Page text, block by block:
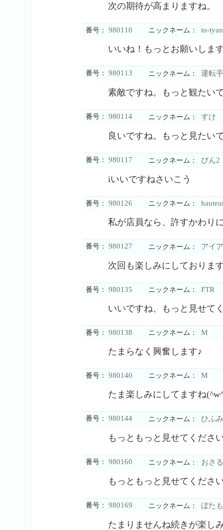
次の期待が高まりますね。
番号： 980110 ニックネーム： to-
いいね！もっとお願いしま
番号： 980113 ニックネーム： 運転手
素敵ですね。もっと観たい
番号： 980114 ニックネーム： すけ
良いですね。もっと見たい
番号： 980117 ニックネーム： びん2
iいいですねさいこう
番号： 980126 ニックネーム：
私が店員なら、許すかわり
番号： 980127 ニックネーム： アイ
次回も楽しみにしておりま
番号： 980135 ニックネーム： FTR
いいですね、もっと見せて
番号： 980138 ニックネーム： M
たまらなく興奮します♪
番号： 980140 ニックネーム： M
たま楽しみにしてますね
番号： 980144 ニックネーム： ひふみ
もっともっと見せてくださ
番号： 980160 ニックネーム： おさる
もっともっと見せてくださ
番号： 980169 ニックネーム： ぼた
たまりませんね続きが楽し